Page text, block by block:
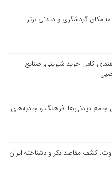
کامل خرید شیرینی، صنایع
جامع دیدنی‌ها، فرهنگ و جاذبه‌های
کشف مقاصد بکر و ناشناخته ایران